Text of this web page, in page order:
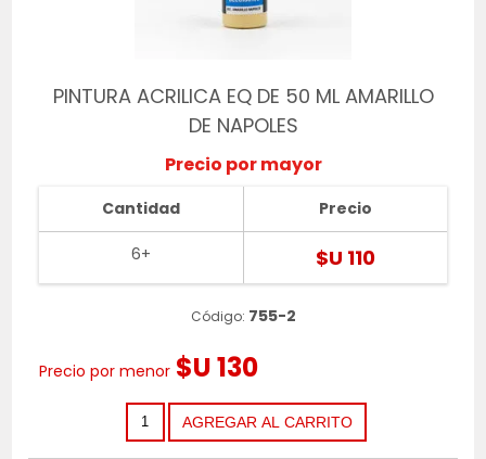
PINTURA ACRILICA EQ DE 50 ML AMARILLO
DE NAPOLES
Precio por mayor
Cantidad
6+
Precio
$U 110
Código: 755-2
Precio por menor $U 130